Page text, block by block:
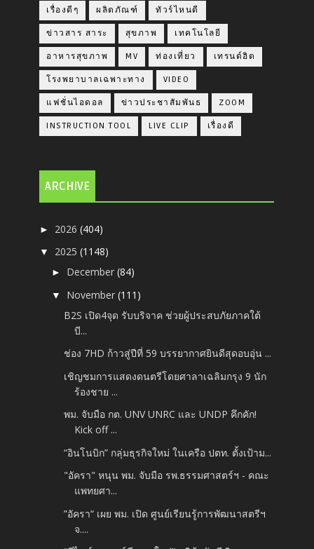
เรื่องดีๆ ผลิตภัณฑ์ ทัวร์ไหนดี
ข่าวสาร สาระ สุขภาพ เทคโนโลยี
อาหารสุขภาพ MV ท่องเที่ยว เทรนด์ฮิต
โรงพยาบาลเฉพาะทาง VIDEO
แฟชั่นไอดอล ข่าวประชาสัมพันธ ZOOM
INSTRUCTION TOOL LIVE CLIP เรื่องดี
ARCHIVE
► 2026(404)
▼ 2025(1148)
► December(84)
▼ November(111)
B2S เปิด4จุด รับบริจาค ช่วยผู้ประสบภัยภาคใต้
บี...
ช่อง 7HD ก้าวสู่ปีที่ 59 บรรยากาศยินดีสุดอบอุ่น ...
เชิญชมการแสดงดนตรีโดยศาลาเฉลิมกรุง 9 นัก
ร้องชาย ...
พม. จับมือ กต. UNV UNRC และ UNDP คึกคัก!
Kick off ...
“อินโนบิก” กลุ่มธุรกิจใหม่ ในเครือ ปตท. ตั้งเป้าม...
"อัครา" หนุน พม. จับมือ รพ.ธรรมศาสตร์ฯ - คณะ
แพทยศา...
”อัครา“ เผย พม. เปิด ศูนย์เรียนรู้การพัฒนาสตรีฯ
จ....